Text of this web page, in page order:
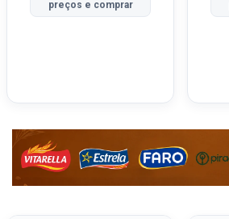
preços e comprar